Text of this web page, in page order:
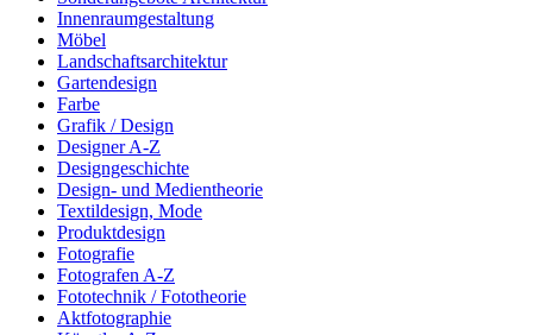
Innenraumgestaltung
Möbel
Landschaftsarchitektur
Gartendesign
Farbe
Grafik / Design
Designer A-Z
Designgeschichte
Design- und Medientheorie
Textildesign, Mode
Produktdesign
Fotografie
Fotografen A-Z
Fototechnik / Fototheorie
Aktfotographie